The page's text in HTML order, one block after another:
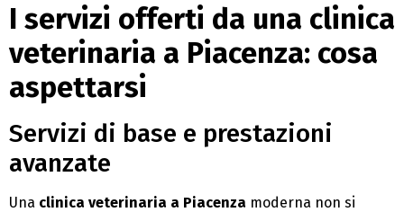
I servizi offerti da una clinica
veterinaria a Piacenza: cosa
aspettarsi
Servizi di base e prestazioni
avanzate
Una clinica veterinaria a Piacenza moderna non si